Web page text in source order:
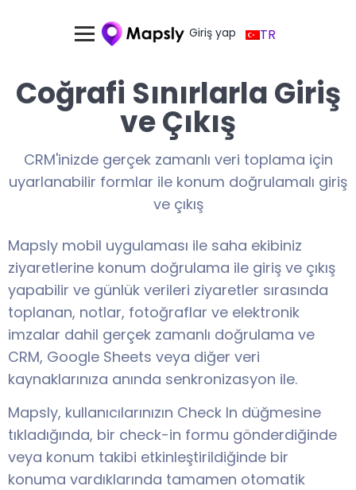
Giriş yap TR
Coğrafi Sınırlarla Giriş
ve Çıkış
CRM'inizde gerçek zamanlı veri toplama için
uyarlanabilir formlar ile konum doğrulamalı giriş
ve çıkış
Mapsly mobil uygulaması ile saha ekibiniz
ziyaretlerine konum doğrulama ile giriş ve çıkış
yapabilir ve günlük verileri ziyaretler sırasında
toplanan, notlar, fotoğraflar ve elektronik
imzalar dahil gerçek zamanlı doğrulama ve
CRM, Google Sheets veya diğer veri
kaynaklarınıza anında senkronizasyon ile.
Mapsly, kullanıcılarınızın Check In düğmesine
tıkladığında, bir check-in formu gönderdiğinde
veya konum takibi etkinleştirildiğinde bir
konuma vardıklarında tamamen otomatik